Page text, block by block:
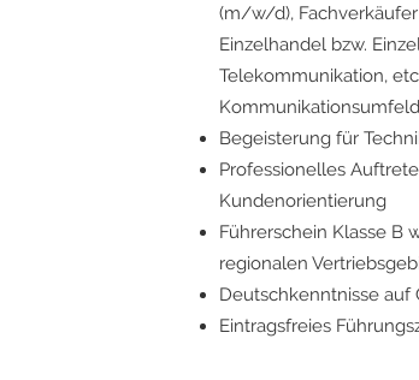
(m/w/d),
Einzelhandel bzw.
Telekommunikation,
Kommunikationsumfeld
Begeisterung für
Professionelles
Kundenorientierung
Führerschein Klasse B
regionalen
Deutschkenntnisse auf
Eintragsfreies